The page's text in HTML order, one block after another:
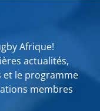
Afrique!
actualités,
et le programme
membres